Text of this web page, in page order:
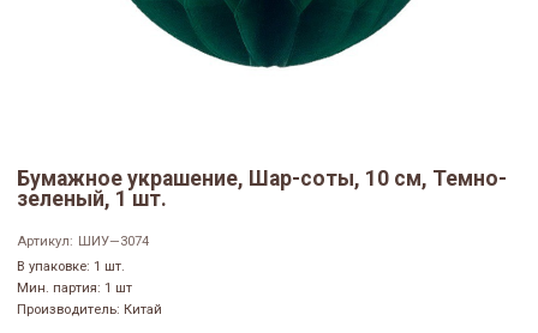
Бумажное украшение, Шар-соты, 10 см, Темно-
зеленый, 1 шт.
Артикул: ШИУ—3074
В упаковке: 1 шт.
Мин. партия: 1 шт
Производитель: Китай